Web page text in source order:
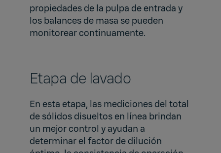
propiedades de la pulpa de entrada y
los balances de masa se pueden
monitorear continuamente.
Etapa de lavado
En esta etapa, las mediciones del total
de sólidos disueltos en línea brindan
un mejor control y ayudan a
determinar el factor de dilución